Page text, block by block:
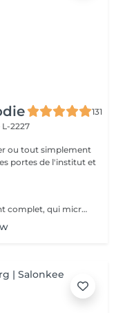
131
2227
ou tout simplement
portes de l'institut et
Le microneedling est un soin revitalisant complet, qui micro perfore la peau et qui a pour but de réactiver la production de collagène dans la peau, de relancer le processus de cicatrisation du derme et de mieux faire pénétrer les soins que l'on met sur la peau. Nombre de séance : Trois séances minimum espacé de 10 à 15 jours, cela dépends de votre typologie de peau ainsi que votre hygiène de vie. Le soin permet de traiter : Un teint terne Des cicatrices d'acnés Un relâchement cutané Les rides et ridules Les taches de vieillesse, de soleil, de grossesse D'éliminer les points noir Resserrer les ports dilatés et lisser la peau Hydrater la peau en profondeur Contre indication : Grossesse, allaitement Eczéma, psorasis Brulures Personnes ayant un diagnostic de cancer Post microneedling : Ne pas mettre d'eau ou humidifier le visage pendant 12H Pas de maquillage pendant 24H à 48H Eviter le soleil en exposition directe et les uv en institut pendant 15 jours Pas de peeling/ laser pendant 2